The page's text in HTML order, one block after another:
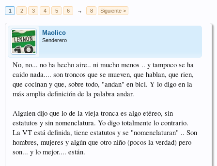
1 2 3 4 5 6 → 8 Siguiente >
Maolico
Senderero
No, no... no ha hecho aire.. ni mucho menos .. y tampoco se ha
caido nada.... son troncos que se mueven, que hablan, que rien,
que cocinan y que, sobre todo, "andan" en bici. Y lo digo en la
más amplia definición de la palabra andar.
Alguien dijo que lo de la vieja tronca es algo etéreo, sin
estatutos y sin nomenclatura. Yo digo totalmente lo contrario.
La VT está definida, tiene estatutos y se "nomenclaturan" .. Son
hombres, mujeres y algún que otro niño (pocos la verdad) pero
son... y lo mejor.... están.